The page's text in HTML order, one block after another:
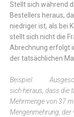
Stellt sich während
Bestellers heraus,
niedriger ist, als bei
stellt sich nicht die
Abrechnung erfolgt
der tatsächlichen
Beispiel:
sich heraus, dass die
Mehrmenge von 37
Mengenmehrung, der